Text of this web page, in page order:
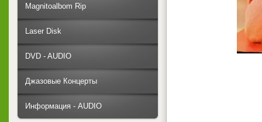
Magnitoalbom Rip
Laser Disk
DVD - AUDIO
Джазовые Концерты
Информация - AUDIO